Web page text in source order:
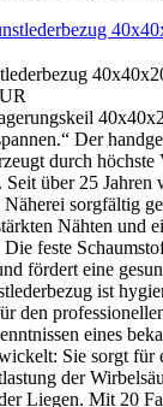
Der
durch höchste
über 25 Jahren
Näherei sorgfältig
Nähten und
feste
fördert eine
ist
den
eines
Sie sorgt für
der
Liegen. Mit 20